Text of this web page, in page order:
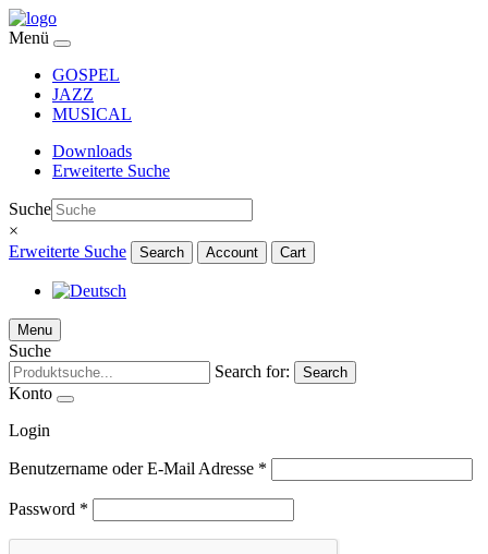
Menü
GOSPEL
JAZZ
MUSICAL
Downloads
Erweiterte Suche
Suche
×
Erweiterte Suche
Search Account Cart
Menu
Suche
Search for:
Search
Konto
Login
Benutzername oder E-Mail Adresse *
Password *